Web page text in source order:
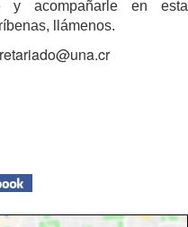
y acompañarle en esta
llámenos.